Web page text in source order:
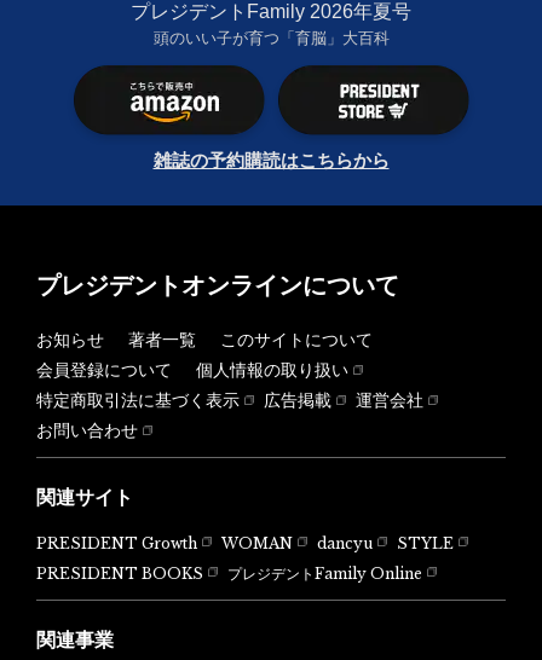
プレジデントFamily 2026年夏号
頭のいい子が育つ「育脳」大百科
雑誌の予約購読はこちらから
プレジデントオンラインについて
お知らせ 著者一覧
このサイトについて
会員登録について
個人情報の取り扱い
特定商取引法に基づく表示
広告掲載
運営会社
お問い合わせ
関連サイト
PRESIDENT Growth WOMAN dancyu
STYLE
PRESIDENT BOOKS
プレジデントFamily Online
関連事業